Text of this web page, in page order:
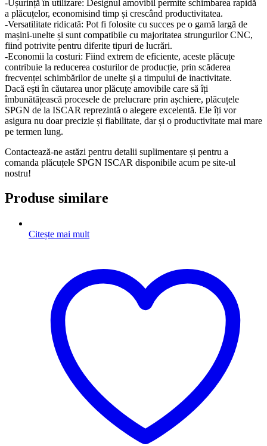
-Ușurință în utilizare: Designul amovibil permite schimbarea rapidă
a plăcuțelor, economisind timp și crescând productivitatea.
-Versatilitate ridicată: Pot fi folosite cu succes pe o gamă largă de
mașini-unelte și sunt compatibile cu majoritatea strungurilor CNC,
fiind potrivite pentru diferite tipuri de lucrări.
-Economii la costuri: Fiind extrem de eficiente, aceste plăcuțe
contribuie la reducerea costurilor de producție, prin scăderea
frecvenței schimbărilor de unelte și a timpului de inactivitate.
Dacă ești în căutarea unor plăcuțe amovibile care să îți
îmbunătățească procesele de prelucrare prin așchiere, plăcuțele
SPGN de la ISCAR reprezintă o alegere excelentă. Ele îți vor
asigura nu doar precizie și fiabilitate, dar și o productivitate mai mare
pe termen lung.
Contactează-ne astăzi pentru detalii suplimentare și pentru a
comanda plăcuțele SPGN ISCAR disponibile acum pe site-ul
nostru!
Produse similare
Citește mai mult